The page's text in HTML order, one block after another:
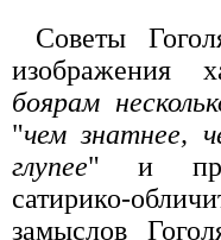
Советы
изображения
боярам
"чем знатнее,
глупее" и пр.)
сатирико-
замыслов